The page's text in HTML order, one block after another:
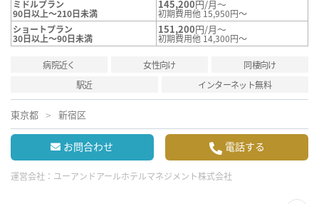
ミドルプラン
90日以上～210日未満
145,200円/月～
初期費用他 15,950円～
ショートプラン
30日以上～90日未満
151,200円/月～
初期費用他 14,300円～
病院近く 女性向け
同棲向け
駅近
インターネット無料
東京都 新宿区
お問合わせ 電話する
運営会社： ユーアンドアールホテルマネジメント株式会社